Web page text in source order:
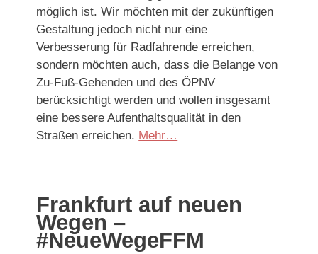
möglich ist. Wir möchten mit der zukünftigen
Gestaltung jedoch nicht nur eine
Verbesserung für Radfahrende erreichen,
sondern möchten auch, dass die Belange von
Zu-Fuß-Gehenden und des ÖPNV
berücksichtigt werden und wollen insgesamt
eine bessere Aufenthaltsqualität in den
Straßen erreichen. Mehr…
Frankfurt auf neuen
Wegen –
#NeueWegeFFM